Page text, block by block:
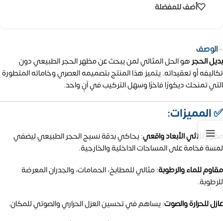
أضف للمفضلة
الوصف
بديل الحجرهو الحل المثالي لمن يبحث عن مظهر الحجر الطبيعي دون
تكاليفه أو تعقيداته.يتميز هذا المنتج بتصميمه العصري وخاماته المتطورة
التي تمنحك ديكورًا فاخرًا وسهل التركيب في آنٍ واحد.​
✅ المميزات:
مظهر ثلاثي الأبعاد واقعي: يحاكي بدقة نسيج الحجر الطبيعي ليضفي
لمسة فخامة على المساحات الداخلية والخارجية.
مقاوم للماء والرطوبة:مثالي للمطابخ، الحمامات، والجدران المعرضة
للرطوبة.
عازل للحرارة والصوت: يساهم في تحسين العزل الحراري والصوتي للمكان.